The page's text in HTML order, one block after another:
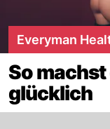
Everyman
So machst
glücklich